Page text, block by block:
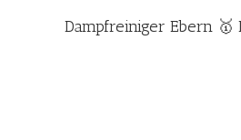
Dampfreiniger Ebern